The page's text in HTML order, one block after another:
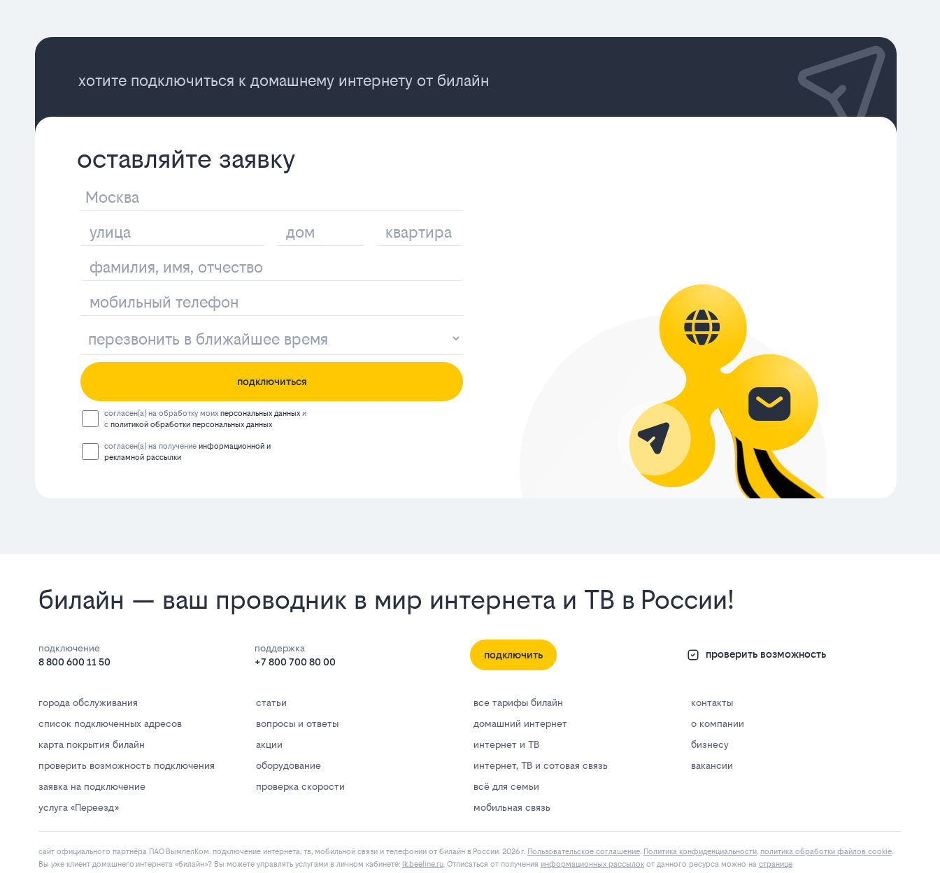
хотите подключиться к домашнему интернету от билайн
оставляйте заявку
подключиться
согласен(а) на обработку моих персональных данных и
с политикой обработки персональных данных
согласен(а) на получение информационной и
рекламной рассылки
билайн — ваш проводник в мир интернета и ТВ в России!
подключение
8 800 600 11 50
поддержка
+7 800 700 80 00
подключить проверить возможность
города обслуживания
список подключенных адресов
карта покрытия билайн
проверить возможность подключения
заявка на подключение
услуга «Переезд»
статьи
вопросы и ответы
акции
оборудование
проверка скорости
все тарифы билайн
домашний интернет
интернет и ТВ
интернет, ТВ и сотовая связь
всё для семьи
мобильная связь
контакты
о компании
бизнесу
вакансии
сайт официального партнёра ПАО ВымпелКом. подключение интернета, тв, мобильной связи и телефонии от билайн в России. 2026 г. Пользовательское соглашение. Политика конфиденциальности. политика обработки файлов cookie.
Вы уже клиент домашнего интернета «билайн»? Вы можете управлять услугами в личнoм кaбинeтe:
lk.bееlinе.ru. Отписаться от получения информационных рассылок от данного ресурса можно на странице